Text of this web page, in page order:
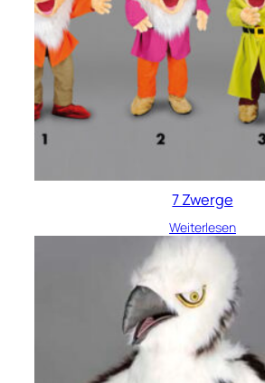
7 Zwerge
Weiterlesen